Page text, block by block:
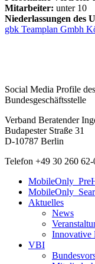
Mitarbeiter: unter 10
Niederlassungen des
gbk Teamplan Gmbh
Social Media Profile
Bundesgeschäftsstelle
Verband Beratender
Budapester Straße 31
D-10787 Berlin
Telefon +49 30 260 62-
Aktuelles
News
Innovative
VBI